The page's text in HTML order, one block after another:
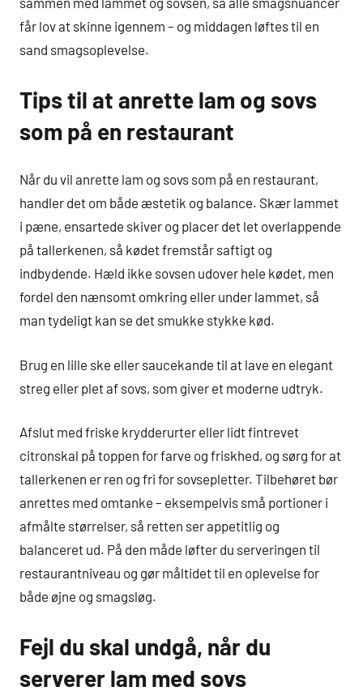
får lov at skinne igennem – og middagen løftes til en
sand smagsoplevelse.
Tips til at anrette lam og sovs
som på en restaurant
Når du vil anrette lam og sovs som på en restaurant,
handler det om både æstetik og balance. Skær lammet
i pæne, ensartede skiver og placer det let overlappende
på tallerkenen, så kødet fremstår saftigt og
indbydende. Hæld ikke sovsen udover hele kødet, men
fordel den nænsomt omkring eller under lammet, så
man tydeligt kan se det smukke stykke kød.
Brug en lille ske eller saucekande til at lave en elegant
streg eller plet af sovs, som giver et moderne udtryk.
Afslut med friske krydderurter eller lidt fintrevet
citronskal på toppen for farve og friskhed, og sørg for at
tallerkenen er ren og fri for sovsepletter. Tilbehøret bør
anrettes med omtanke – eksempelvis små portioner i
afmålte størrelser, så retten ser appetitlig og
balanceret ud. På den måde løfter du serveringen til
restaurantniveau og gør måltidet til en oplevelse for
både øjne og smagsløg.
Fejl du skal undgå, når du
serverer lam med sovs